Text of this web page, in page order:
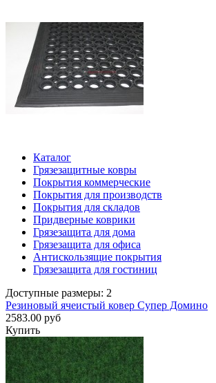
Каталог
Грязезащитные ковры
Покрытия коммерческие
Покрытия для производств
Покрытия для складов
Придверные коврики
Грязезащита для дома
Грязезащита для офиса
Антискользящие покрытия
Грязезащита для гостиниц
Доступные размеры: 2
Резиновый ячеистый ковер Супер Домино
2583.00 руб
Купить